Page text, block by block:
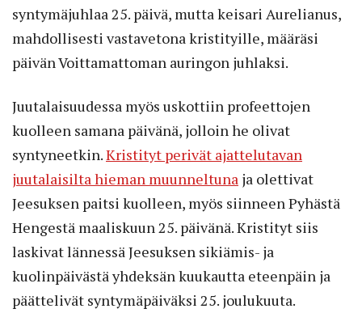
syntymäjuhlaa 25. päivä, mutta keisari Aurelianus,
mahdollisesti vastavetona kristityille, määräsi
päivän Voittamattoman auringon juhlaksi.
Juutalaisuudessa myös uskottiin profeettojen
kuolleen samana päivänä, jolloin he olivat
syntyneetkin.Kristityt perivät ajattelutavan
juutalaisilta hieman muunneltuna ja olettivat
Jeesuksen paitsi kuolleen, myös siinneen Pyhästä
Hengestä maaliskuun 25. päivänä. Kristityt siis
laskivat lännessä Jeesuksen sikiämis- ja
kuolinpäivästä yhdeksän kuukautta eteenpäin ja
päättelivät syntymäpäiväksi 25. joulukuuta.